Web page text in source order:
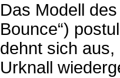
Das Modell
Bounce“)
dehnt sich
Urknall